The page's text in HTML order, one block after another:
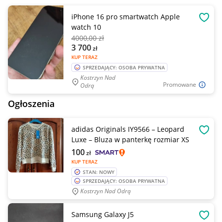
Promowane
iPhone 16 pro smartwatch Apple
watch 10
4000,00 zł
KUP TERAZ
3 700zł
SPRZEDAJĄCY: OSOBA PRYWATNA
Kostrzyn Nad
Odrą
Ogłoszenia
adidas Originals IY9566 – Leopard
Luxe – Bluza w panterkę rozmiar XS
KUP TERAZ
100zł
STAN: NOWY
SPRZEDAJĄCY: OSOBA PRYWATNA
Kostrzyn Nad Odrą
Samsung Galaxy J5